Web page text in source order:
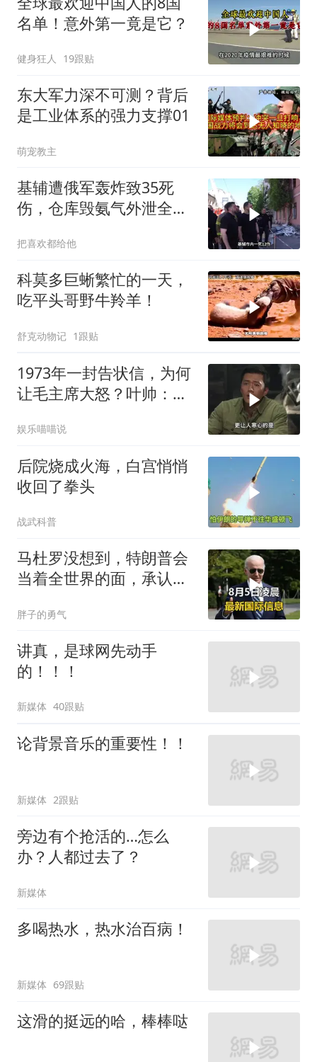
名单！意外第一竟是它？
健身狂人 19跟贴
东大军力深不可测？背后
是工业体系的强力支撑01
萌宠教主
基辅遭俄军轰炸致35死
伤，仓库毁氨气外泄全城
把喜欢都给他
科莫多巨蜥繁忙的一天，
吃平头哥野牛羚羊！
舒克动物记 1跟贴
1973年一封告状信，为何
让毛主席大怒？叶帅：杀
娱乐喵喵说
后院烧成火海，白宫悄悄
收回了拳头
战武科普
马杜罗没想到，特朗普会
当着全世界的面，承认一
胖子的勇气
讲真，是球网先动手
的！！！
新媒体 40跟贴
论背景音乐的重要性！！
新媒体 2跟贴
旁边有个抢活的…怎么
办？人都过去了？
新媒体
多喝热水，热水治百病！
新媒体 69跟贴
这滑的挺远的哈，棒棒哒